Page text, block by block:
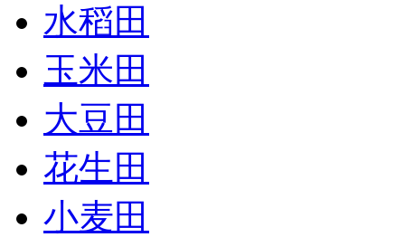
水稻田
玉米田
大豆田
花生田
小麦田